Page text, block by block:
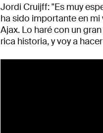
Jordi Cruijff: "Es muy
ha sido importante en
Ajax. Lo haré con un
rica historia, y voy a